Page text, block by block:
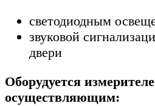
светодиодным
звуковой
двери
Оборудуется
осуществляющим: